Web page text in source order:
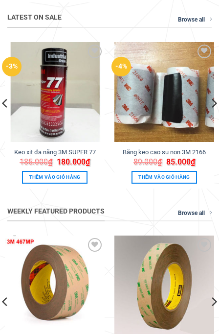
LATEST ON SALE Browse all
-3%
Keo xịt đa năng 3M SUPER 77
185.000₫ Giá
gốc
là:
185.000₫.
180.000₫Giá
hiện
THÊM VÀO GIỎ HÀNG
-4%
Thêm
vào
ưa
Băng keo cao su non 3M 2166
89.000₫ Giá
gốc
là:
89.000₫.
85.000₫Giá
hiện
là:
THÊM VÀO GIỎ HÀNG
WEEKLY FEATURED PRODUCTS Browse all
thích